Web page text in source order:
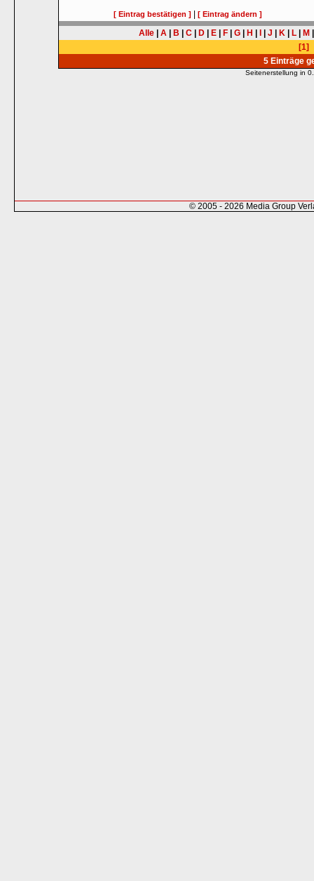
[ Eintrag bestätigen ] |[ Eintrag ändern ]
Alle A B C D E F G H J K L M
[1]
5 Einträge
Seitenerstellung in
© 2005 - 2026 Media Group